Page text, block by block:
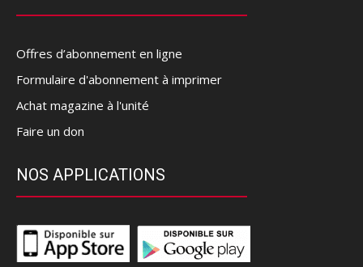
Offres d’abonnement en ligne
Formulaire d'abonnement à imprimer
Achat magazine à l'unité
Faire un don
NOS APPLICATIONS